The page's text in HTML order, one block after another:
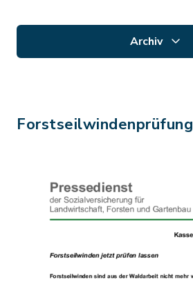
Archiv
Forstseilwindenprüfung